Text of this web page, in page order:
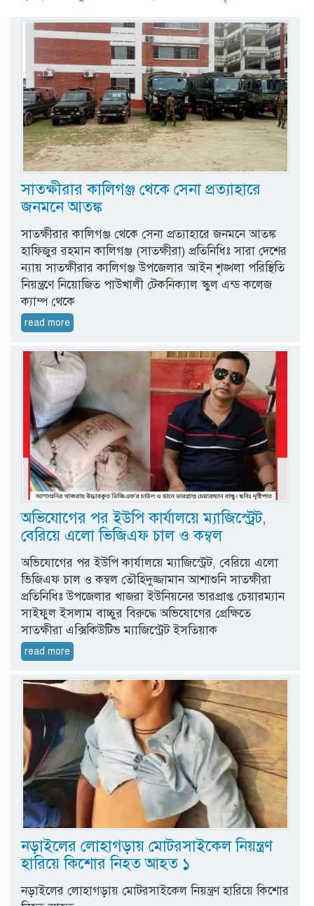
সাতক্ষীরার কালিগঞ্জ থেকে সেনা প্রত্যাহারে
জনমনে আতঙ্ক
সাতক্ষীরার কালিগঞ্জ থেকে সেনা প্রত্যাহারে জনমনে আতঙ্ক
হাফিজুর রহমান কালিগঞ্জ (সাতক্ষীরা) প্রতিনিধিঃ সারা দেশের
ন্যায় সাতক্ষীরার কালিগঞ্জ উপজেলার আইন শৃঙ্খলা পরিস্থিতি
নিয়ন্ত্রণে নিয়োজিত পাউখালী টেকনিক্যাল স্কুল এন্ড কলেজ
ক্যাম্প থেকে
read more
অভিযোগের পর ইউপি কার্যালয়ে ম্যাজিস্ট্রেট,
বেরিয়ে এলো ভিজিএফ চাল ও কম্বল
অভিযোগের পর ইউপি কার্যালয়ে ম্যাজিস্ট্রেট, বেরিয়ে এলো
ভিজিএফ চাল ও কম্বল তৌহিদুজ্জামান আশাশুনি সাতক্ষীরা
প্রতিনিধিঃ উপজেলার খাজরা ইউনিয়নের ভারপ্রাপ্ত চেয়ারম্যান
সাইফুল ইসলাম বাচ্চুর বিরুদ্ধে অভিযোগের প্রেক্ষিতে
সাতক্ষীরা এক্সিকিউটিভ ম্যাজিস্ট্রেট ইসতিয়াক
read more
নড়াইলের লোহাগড়ায় মোটরসাইকেল নিয়ন্ত্রণ
হারিয়ে কিশোর নিহত আহত ১
নড়াইলের লোহাগড়ায় মোটরসাইকেল নিয়ন্ত্রণ হারিয়ে কিশোর